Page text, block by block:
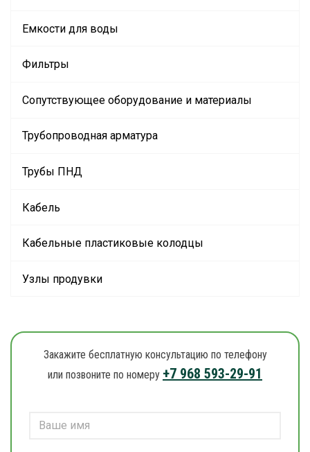
Емкости для воды
Фильтры
Сопутствующее оборудование и материалы
Трубопроводная арматура
Трубы ПНД
Кабель
Кабельные пластиковые колодцы
Узлы продувки
Закажите бесплатную консультацию по телефону
или позвоните по номеру +7 968 593-29-91